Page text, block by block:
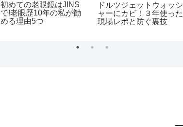
初めての老眼鏡はJINS
で!老眼歴10年の私が勧
める理由5つ
ドルツジェットウォッシ
ャーにカビ！３年使った
現場レポと防ぐ裏技